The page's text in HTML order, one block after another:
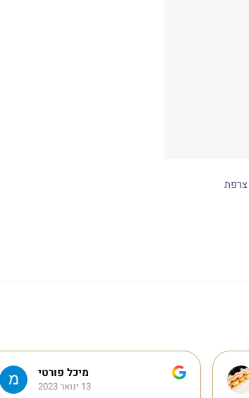
מגלי
25 דצמבר 2022